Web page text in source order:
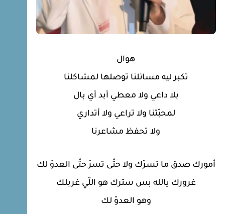
هوال
تكبر ليه مسائلنا توصلها لمشاكلنا
بلا داعي ولا معطي أبد أي بال
لمحبّتنا ولا تراعي ولا أتداري
ولا تحفظ مشاعرنا
أمورك صدق ما تسرّك ولا حتّى تسرّ حتّى العدوّ لك
غرورك يالله بس سترك هو اللّي غربلك
وهو العدوّ لك